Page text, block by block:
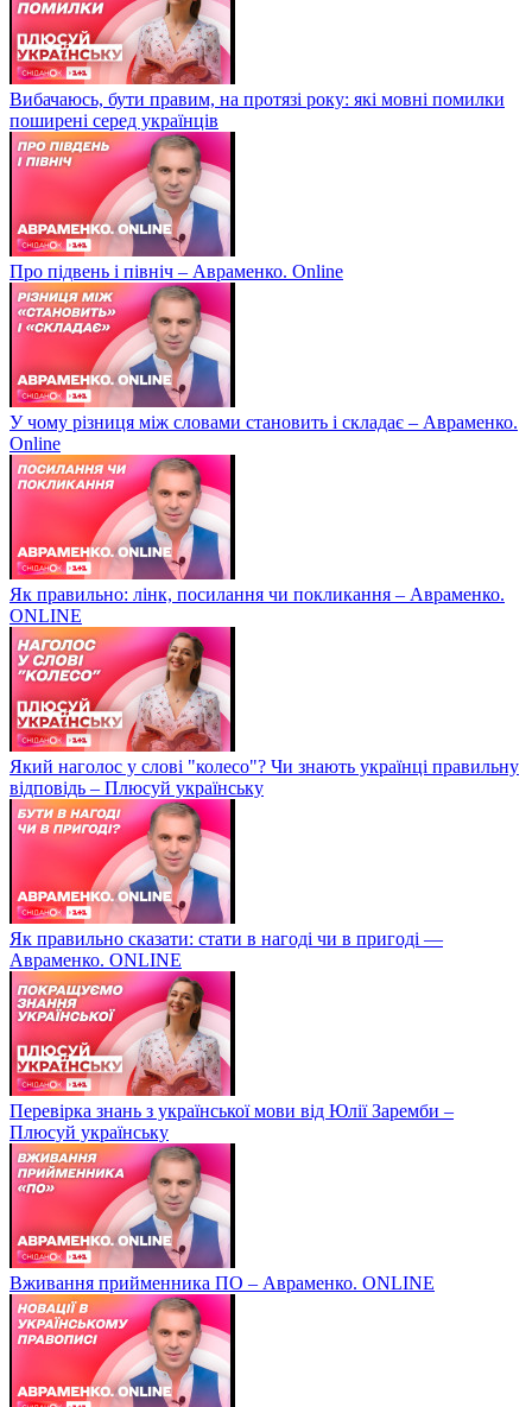
Вибачаюсь, бути правим, на протязі року: які мовні помилки
поширені серед українців
Про підвень і північ – Авраменко. Online
У чому різниця між словами становить і складає – Авраменко.
Online
Як правильно: лінк, посилання чи покликання – Авраменко.
ONLINE
Який наголос у слові "колесо"? Чи знають українці правильну
відповідь – Плюсуй українську
Як правильно сказати: стати в нагоді чи в пригоді —
Авраменко. ONLINE
Перевірка знань з української мови від Юлії Заремби –
Плюсуй українську
Вживання прийменника ПО – Авраменко. ONLINE